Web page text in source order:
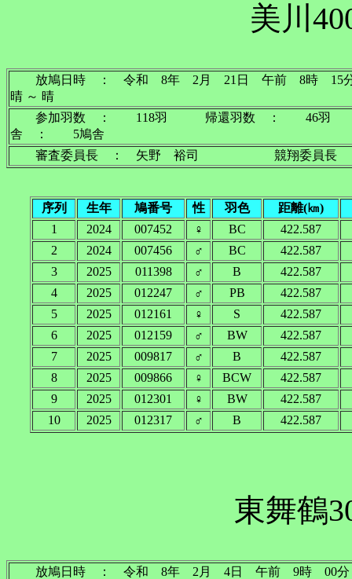
美川
放鳩日時 ： 令和 8年 2月 21日 午前
晴 ～ 晴
参加羽数 ： 118羽 帰還羽数 ： 46羽
舎 ： 5鳩舎
審査委員長 ： 矢野 裕司 競翔委員長
序列 生年 鳩番号 性 羽色
距離(㎞)
1
2024 007452 ♀ BC
422.587
2
2024 007456 ♂ BC
422.587
3
2025 011398 ♂ B
422.587
4
2025 012247 ♂ PB
422.587
5
2025 012161 ♀ S
422.587
6
2025 012159 ♂ BW
422.587
7
2025 009817 ♂ B
422.587
8
2025 009866 ♀ BCW
422.587
9
2025 012301 ♀ BW
422.587
10
2025 012317 ♂ B 422.587
東舞鶴
放鳩日時 ： 令和 8年 2月 4日 午前 9